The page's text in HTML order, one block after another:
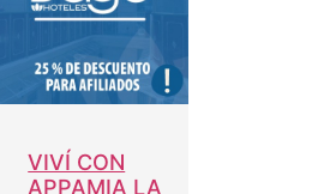
VIVÍ CON
APPAMIA LA